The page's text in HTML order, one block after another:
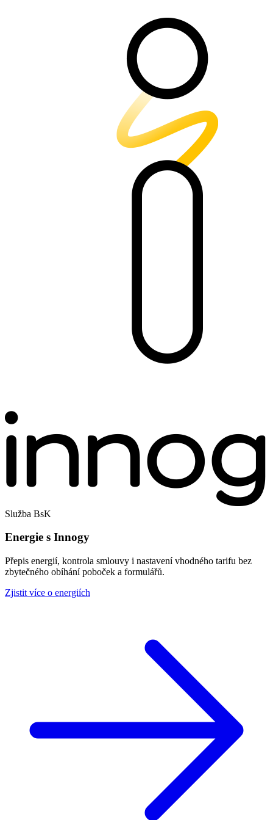
Služba BsK
Energie s Innogy
Přepis energií, kontrola smlouvy i nastavení vhodného tarifu bez
zbytečného obíhání poboček a formulářů.
Zjistit více o energiích